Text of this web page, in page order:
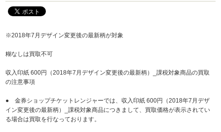
※2018年7月デザイン変更後の最新柄が対象
糊なしは買取不可
収入印紙 600円（2018年7月デザイン変更後の最新柄）_課税対象商品の買取
の注意事項
● 金券ショップチケットレンジャーでは、収入印紙 600円（2018年7月デザ
イン変更後の最新柄）_課税対象商品につきまして、買取価格が表示されてい
る場合は買取を行なっております。